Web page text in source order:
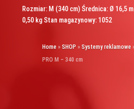
Rozmiar: M (340 cm) Średnica: Ø 16,5
0,50 kg Stan magazynowy: 1052
Home » SHOP » Systemy reklamowe
PRO M – 340 cm